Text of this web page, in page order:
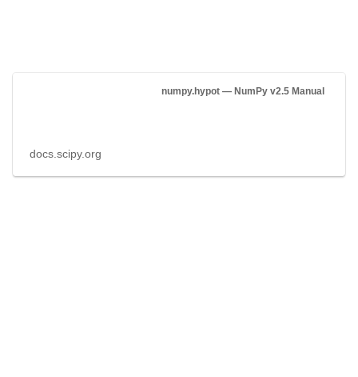
numpy.hypot — NumPy v2.5 Manual
docs.scipy.org